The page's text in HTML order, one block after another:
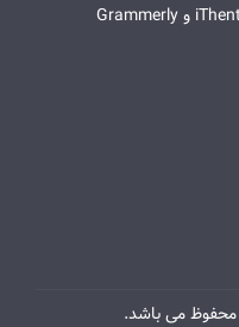
محفوظ می باشد.